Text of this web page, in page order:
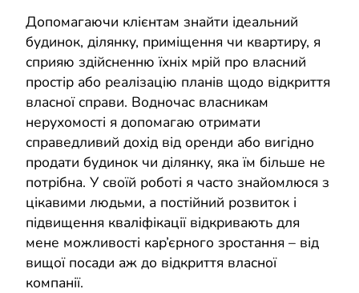
Допомагаючи клієнтам знайти ідеальний
будинок, ділянку, приміщення чи квартиру, я
сприяю здійсненню їхніх мрій про власний
простір або реалізацію планів щодо відкриття
власної справи. Водночас власникам
нерухомості я допомагаю отримати
справедливий дохід від оренди або вигідно
продати будинок чи ділянку, яка їм більше не
потрібна. У своїй роботі я часто знайомлюся з
цікавими людьми, а постійний розвиток і
підвищення кваліфікації відкривають для
мене можливості кар’єрного зростання – від
вищої посади аж до відкриття власної
компанії.